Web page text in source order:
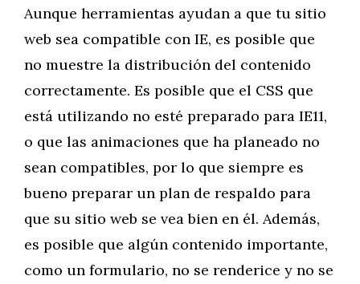
Aunque herramientas ayudan a que tu sitio
web sea compatible con IE, es posible que
no muestre la distribución del contenido
correctamente. Es posible que el CSS que
está utilizando no esté preparado para IE11,
o que las animaciones que ha planeado no
sean compatibles, por lo que siempre es
bueno preparar un plan de respaldo para
que su sitio web se vea bien en él. Además,
es posible que algún contenido importante,
como un formulario, no se renderice y no se